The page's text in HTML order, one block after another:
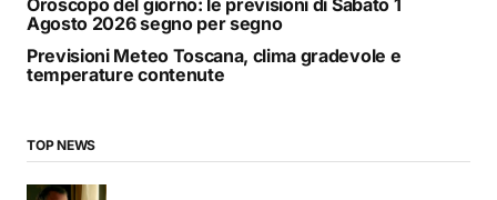
Agosto 2026 segno per segno
Previsioni Meteo Toscana, clima gradevole e
temperature contenute
TOP NEWS